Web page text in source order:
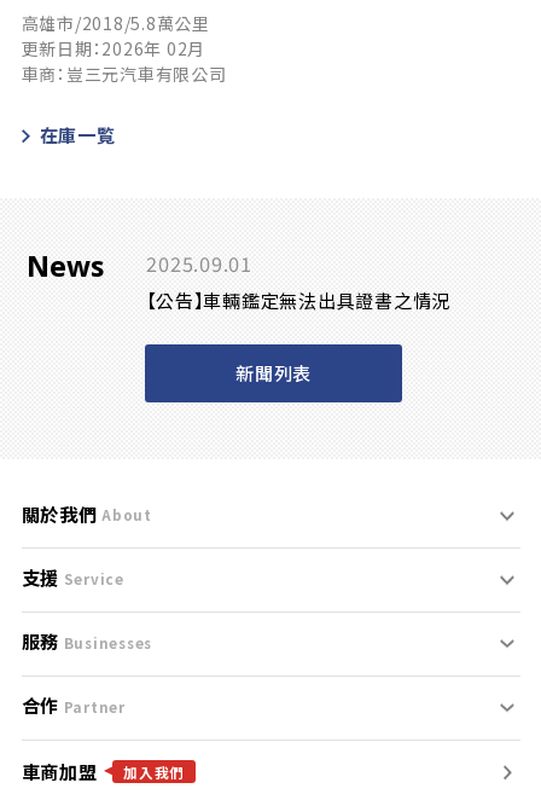
高雄市/2018/5.8萬公里
更新日期：2026年 02月
車商：豈三元汽車有限公司
在庫一覧
News 2025.09.01
【公告】車輛鑑定無法出具證書之情況
新聞列表
關於我們 About
刊登規範
服務條款
免責聲明
隱私權政策
支援 Service
支援中心
聯絡我們
服務 Businesses
什麼是Goo鑑定？
找好車
合作 Partner
合作夥伴
車商加盟 加入我們